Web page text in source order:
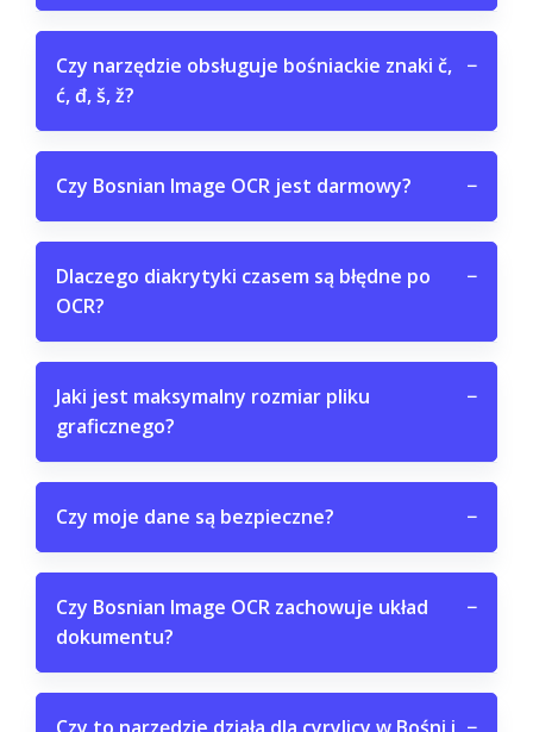
Czy narzędzie obsługuje bośniackie znaki č,
ć, đ, š, ž?
−
Czy Bosnian Image OCR jest darmowy? −
Dlaczego diakrytyki czasem są błędne po
OCR?
−
Jaki jest maksymalny rozmiar pliku
graficznego?
−
Czy moje dane są bezpieczne? −
Czy Bosnian Image OCR zachowuje układ
dokumentu?
−